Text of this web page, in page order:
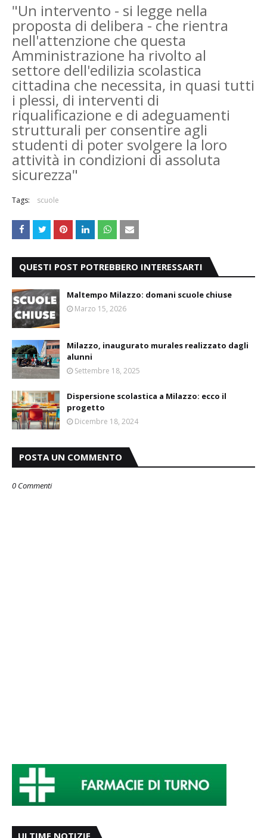
"Un intervento - si legge nella
proposta di delibera - che rientra
nell'attenzione che questa
Amministrazione ha rivolto al
settore dell'edilizia scolastica
cittadina che necessita, in quasi tutti
i plessi, di interventi di
riqualificazione e di adeguamenti
strutturali per consentire agli
studenti di poter svolgere la loro
attività in condizioni di assoluta
sicurezza"
Tags: scuole
QUESTI POST POTREBBERO INTERESSARTI
Maltempo Milazzo: domani scuole chiuse
Marzo 15, 2026
Milazzo, inaugurato murales realizzato dagli
alunni
Settembre 18, 2025
Dispersione scolastica a Milazzo: ecco il
progetto
Dicembre 18, 2024
POSTA UN COMMENTO
0 Commenti
ULTIME NOTIZIE